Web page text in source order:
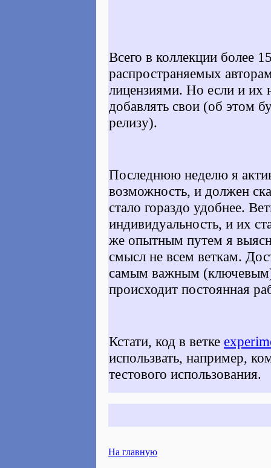
Всего в коллекции более
распространяемых
лицензиями. Но если и их
добавлять свои (об этом
релизу).
Последнюю неделю я
возможность, и должен
стало гораздо удобнее.
индивидуальность, и их
же опытным путем я
смысл не всем веткам.
самым важным
происходит постоянная
Кстати, код в ветке
использвать, например,
тестового использования.
На главную